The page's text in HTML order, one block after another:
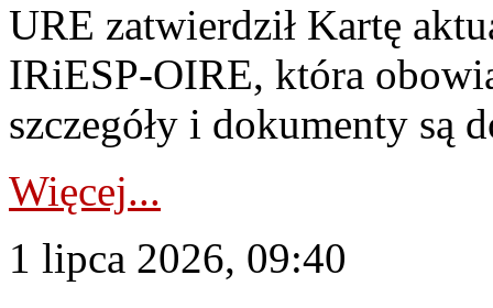
URE zatwierdził Kartę
IRiESP‑OIRE, która
szczegóły i dokumenty są
Więcej...
1 lipca 2026, 09:40